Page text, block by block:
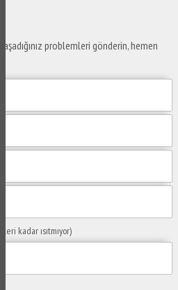
problemleri gönderin, hemen
kadar ısıtmıyor)